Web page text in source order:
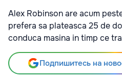
Alex Robinson are acum
prefera sa plateasca 25 de
conduca masina in timp ce
Подпишитесь на